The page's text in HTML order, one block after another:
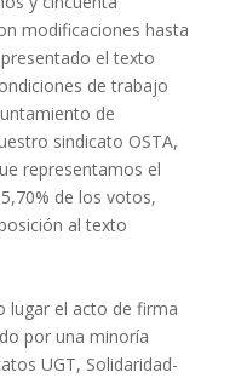
modificaciones hasta
el texto
de trabajo
de
sindicato OSTA,
representamos el
de los votos,
al texto
lugar el acto de firma
por una minoría
UGT, Solidaridad-